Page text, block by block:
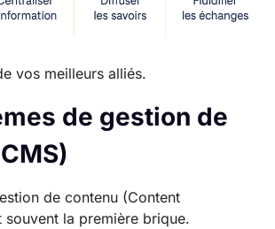
vos meilleurs alliés.
de gestion de
de contenu (Content
souvent la première brique.